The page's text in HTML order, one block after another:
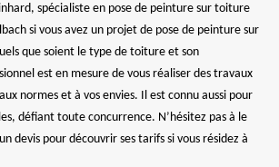
spécialiste en pose de peinture sur toiture
si vous avez un projet de pose de peinture sur
que soient le type de toiture et son
est en mesure de vous réaliser des travaux
normes et à vos envies. Il est connu aussi pour
défiant toute concurrence. N’hésitez pas à le
devis pour découvrir ses tarifs si vous résidez à